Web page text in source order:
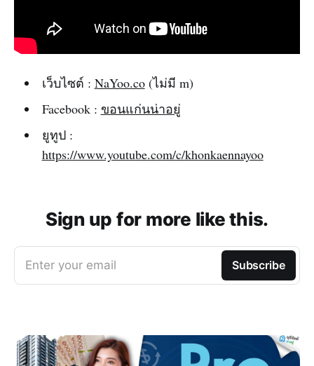
เว็บไซต์ : NaYoo.co(ไม่มี m)
Facebook : ขอนแก่นน่าอยู่
ยูทูป :
https://www.youtube.com/c/khonkaennayoo
Sign up for more like this.
Enter your email Subscribe